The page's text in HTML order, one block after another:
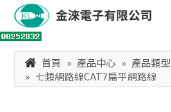
首頁 » 產品中心 » 產品類型
» 七類網路線CAT7扁平網路線